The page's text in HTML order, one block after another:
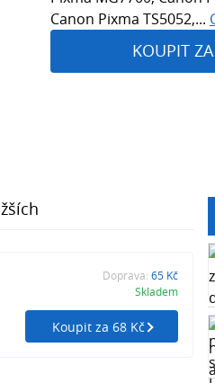
Canon Pixma TS5052,...
KOUPIT
Doprava: 65 Kč
Skladem
Koupit za 68 Kč